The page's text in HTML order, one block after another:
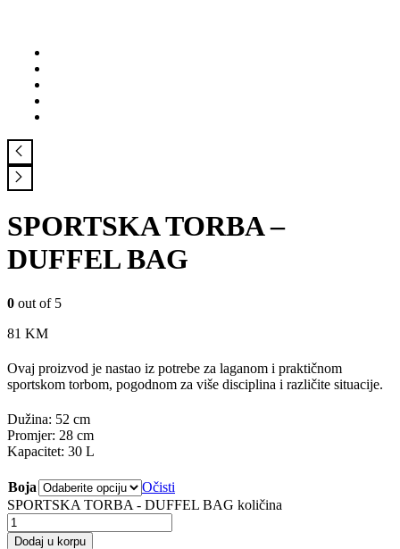
SPORTSKA TORBA –
DUFFEL BAG
0 out of 5
81 KM
Ovaj proizvod je nastao iz potrebe za laganom i praktičnom
sportskom torbom, pogodnom za više disciplina i različite situacije.
Dužina: 52 cm
Promjer: 28 cm
Kapacitet: 30 L
Boja
Očisti
SPORTSKA TORBA - DUFFEL BAG količina
Dodaj u korpu